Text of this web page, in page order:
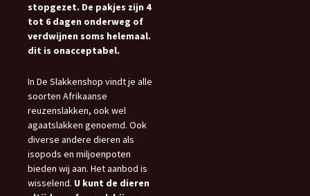
stopgezet. De pakjes zijn 4
tot 6 dagen onderweg of
verdwijnen soms helemaal.
dit is onacceptabel.
In De Slakkenshop vindt je alle
soorten Afrikaanse
reuzenslakken, ook wel
agaatslakken genoemd. Ook
diverse andere dieren als
isopods en miljoenpoten
bieden wij aan. Het aanbod is
wisselend. U kunt de dieren